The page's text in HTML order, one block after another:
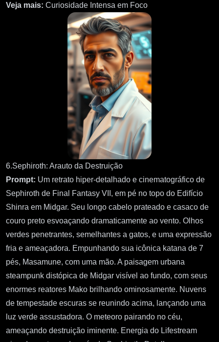
Veja mais: Curiosidade Intensa em Foco
6.Sephiroth: Arauto da Destruição
Prompt: Um retrato hiper-detalhado e cinematográfico de
Sephiroth de Final Fantasy VII, em pé no topo do Edifício
Shinra em Midgar. Seu longo cabelo prateado e casaco de
couro preto esvoaçando dramaticamente ao vento. Olhos
verdes penetrantes, semelhantes a gatos, e uma expressão
fria e ameaçadora. Empunhando sua icônica katana de 7
pés, Masamune, com uma mão. A paisagem urbana
steampunk distópica de Midgar visível ao fundo, com seus
enormes reatores Mako brilhando ominosamente. Nuvens
de tempestade escuras se reunindo acima, lançando uma
luz verde assustadora. O meteoro pairando no céu,
ameaçando destruição iminente. Energia do Lifestream